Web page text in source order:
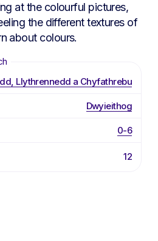
at the colourful pictures,
the different textures of
about colours.
Llythrennedd a Chyfathrebu
Dwyieithog
0-6
12